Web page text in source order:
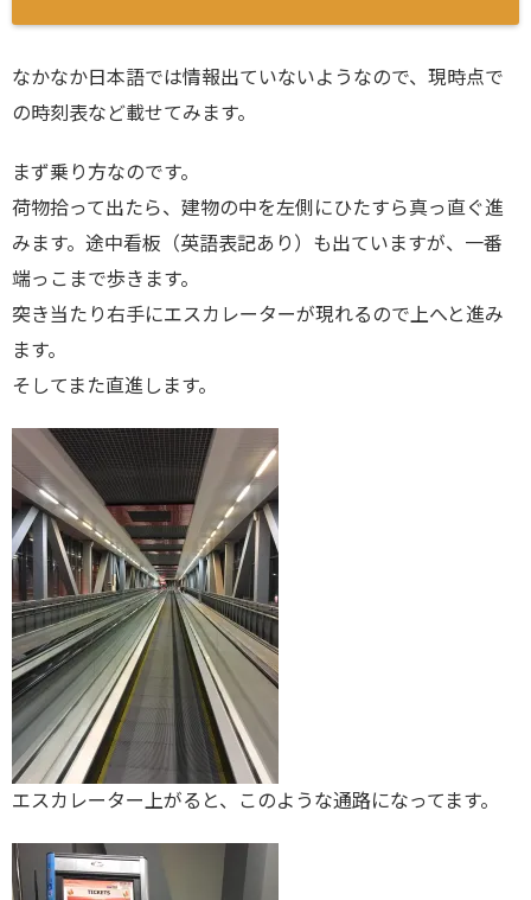
なかなか日本語では情報出ていないようなので、現時点で
の時刻表など載せてみます。
まず乗り方なのです。
荷物拾って出たら、建物の中を左側にひたすら真っ直ぐ進
みます。途中看板（英語表記あり）も出ていますが、一番
端っこまで歩きます。
突き当たり右手にエスカレーターが現れるので上へと進み
ます。
そしてまた直進します。
エスカレーター上がると、このような通路になってます。